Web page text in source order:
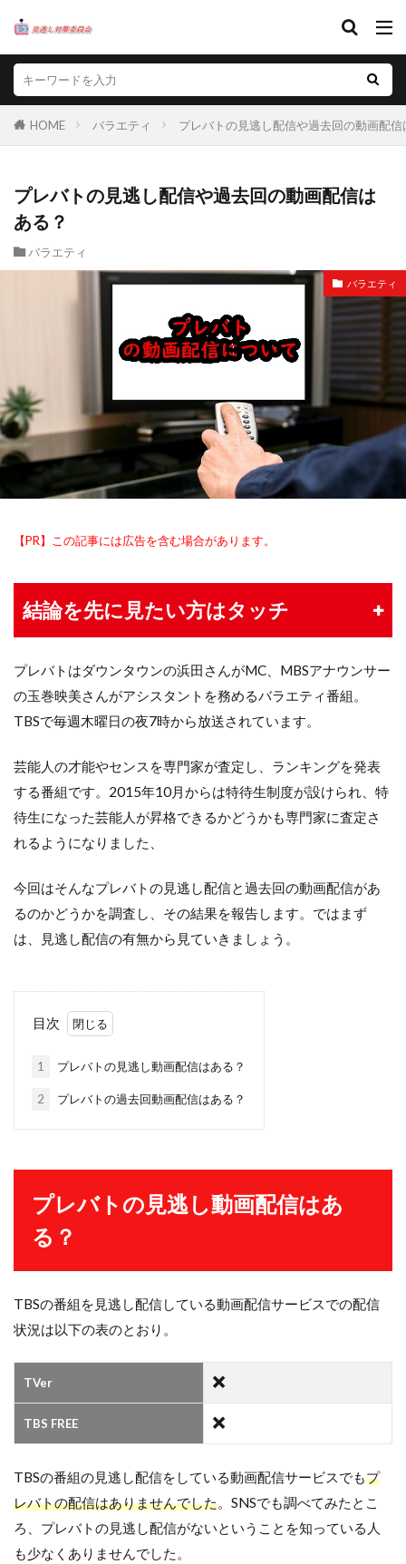
HOME バラエティ プレバトの見逃し配信や過去回の動画配信
プレバトの見逃し配信や過去回の動画配信は
ある？
バラエティ
バラエティ
【PR】この記事には広告を含む場合があります。
結論を先に見たい方はタッチ
プレバトはダウンタウンの浜田さんがMC、MBSアナウンサー
の玉巻映美さんがアシスタントを務めるバラエティ番組。
TBSで毎週木曜日の夜7時から放送されています。
芸能人の才能やセンスを専門家が査定し、ランキングを発表
する番組です。2015年10月からは特待生制度が設けられ、特
待生になった芸能人が昇格できるかどうかも専門家に査定さ
れるようになりました、
今回はそんなプレバトの見逃し配信と過去回の動画配信があ
るのかどうかを調査し、その結果を報告します。ではまず
は、見逃し配信の有無から見ていきましょう。
目次
1 プレバトの見逃し動画配信はある？
2 プレバトの過去回動画配信はある？
プレバトの見逃し動画配信はあ
る？
TBSの番組を見逃し配信している動画配信サービスでの配信
状況は以下の表のとおり。
TVer
TBS FREE
TBSの番組の見逃し配信をしている動画配信サービスでもプ
レバトの配信はありませんでした。SNSでも調べてみたとこ
ろ、プレバトの見逃し配信がないということを知っている人
も少なくありませんでした。